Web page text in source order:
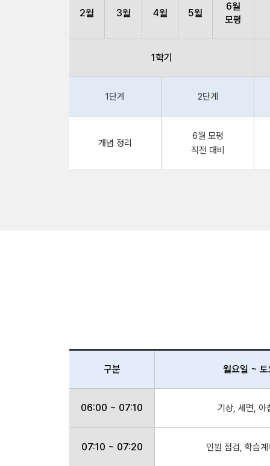
2월 3월 4월 5월
6월
모평
1학기
1단계 2단계
개념 정리
6월 모평
직전 대비
구분 월요일 ~ 토
06:00 ~ 07:10 기상, 세면, 아
07:10 ~ 07:20 인원 점검, 학습